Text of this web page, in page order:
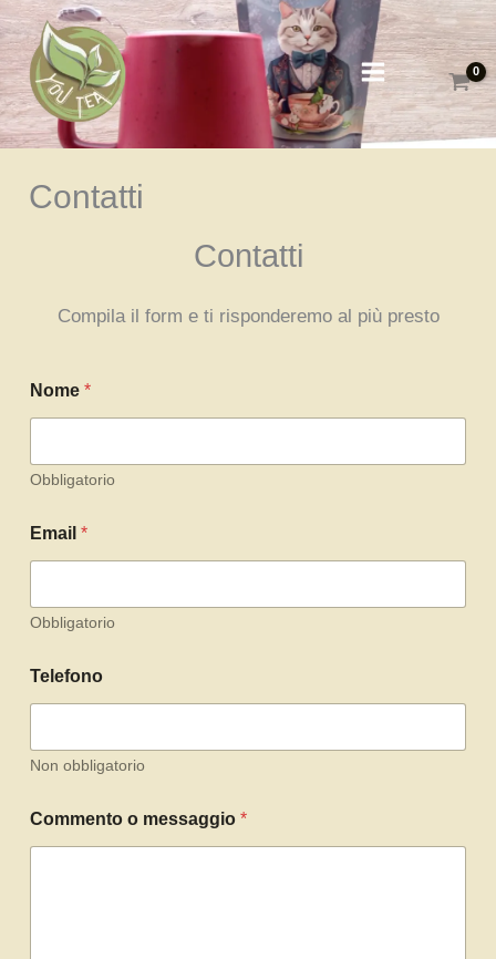
Vai
al
contenuto
Contatti
Contatti
Compila il form e ti risponderemo al più presto
Nome*
Obbligatorio
Email*
Obbligatorio
Telefono
Non obbligatorio
Commento o messaggio*